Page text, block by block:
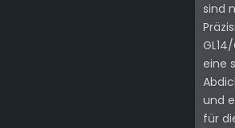
sind
eine
und
für